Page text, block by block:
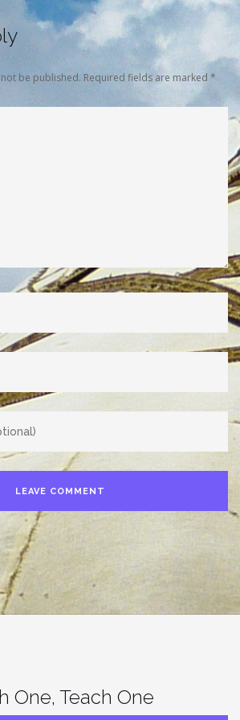
be published. Required fields are marked *
One, Teach One